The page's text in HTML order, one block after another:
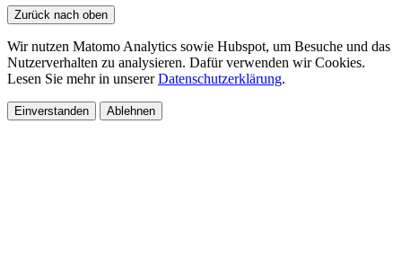
Zurück nach oben
Wir nutzen Matomo Analytics sowie Hubspot, um Besuche und das
Nutzerverhalten zu analysieren. Dafür verwenden wir Cookies.
Lesen Sie mehr in unsererDatenschutzerklärung.
Einverstanden Ablehnen